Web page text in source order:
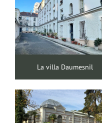
La villa Daumesnil